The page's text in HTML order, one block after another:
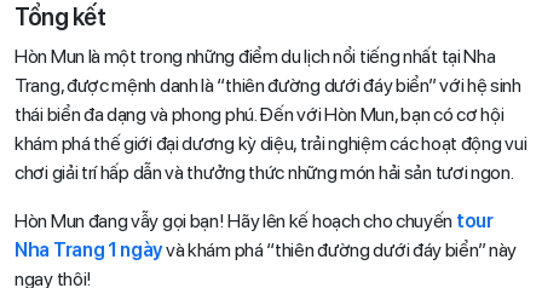
Tổng kết
Hòn Mun là một trong những điểm du lịch nổi tiếng nhất tại Nha
Trang, được mệnh danh là “thiên đường dưới đáy biển” với hệ sinh
thái biển đa dạng và phong phú. Đến với Hòn Mun, bạn có cơ hội
khám phá thế giới đại dương kỳ diệu, trải nghiệm các hoạt động vui
chơi giải trí hấp dẫn và thưởng thức những món hải sản tươi ngon.
Hòn Mun đang vẫy gọi bạn! Hãy lên kế hoạch cho chuyến tour
Nha Trang 1 ngàyvà khám phá “thiên đường dưới đáy biển” này
ngay thôi!